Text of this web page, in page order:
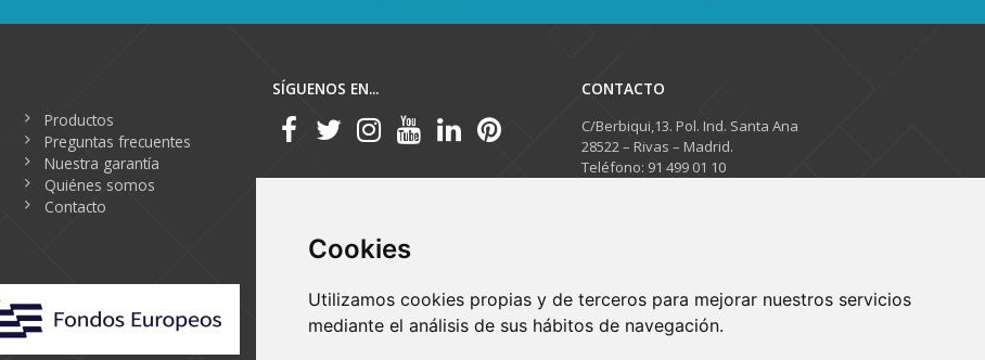
Cookies
Utilizamos cookies propias y de terceros para mejorar nuestros servicios
mediante el análisis de sus hábitos de navegación.
Productos
Preguntas frecuentes
Nuestra garantía
Quiénes somos
Contacto
SÍGUENOS EN... CONTACTO
C/Berbiqui,13. Pol. Ind. Santa Ana
28522 – Rivas – Madrid.
Teléfono: 91 499 01 10